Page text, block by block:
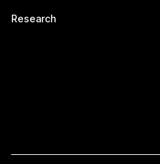
Research